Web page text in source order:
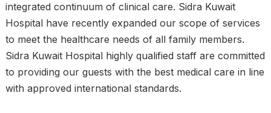
integrated continuum of clinical care. Sidra Kuwait
Hospital have recently expanded our scope of services
to meet the healthcare needs of all family members.
Sidra Kuwait Hospital highly qualified staff are committed
to providing our guests with the best medical care in line
with approved international standards.